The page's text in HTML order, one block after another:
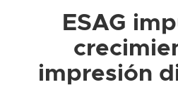
ESAG
impresión